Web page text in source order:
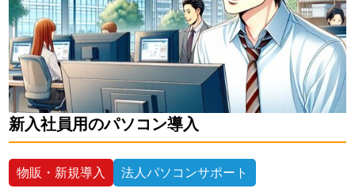
新入社員用のパソコン導入
物販・新規導入
法人パソコンサポート